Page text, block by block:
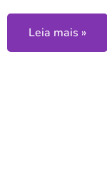
Leia mais »